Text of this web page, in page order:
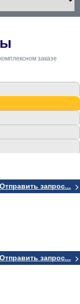
заказе
Отправить запрос...
Отправить запрос...